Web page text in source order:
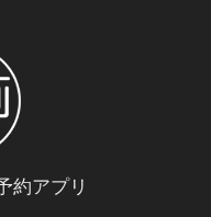
約アプリ